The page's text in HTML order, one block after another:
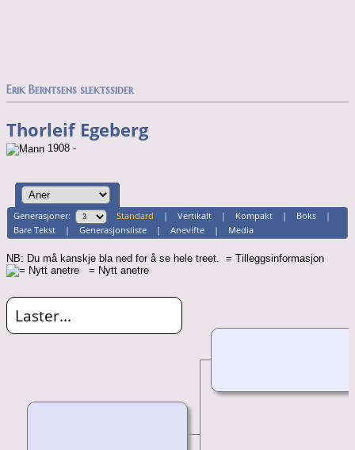
Erik Berntsens slektssider
Thorleif Egeberg
1908 -
Generasjoner: Standard | Vertikalt| Kompakt| Boks|
Bare Tekst| Generasjonsliste| Anevifte| Media
NB: Du må kanskje bla ned for å se hele treet. = Tilleggsinformasjon
= Nytt anetre
Laster...